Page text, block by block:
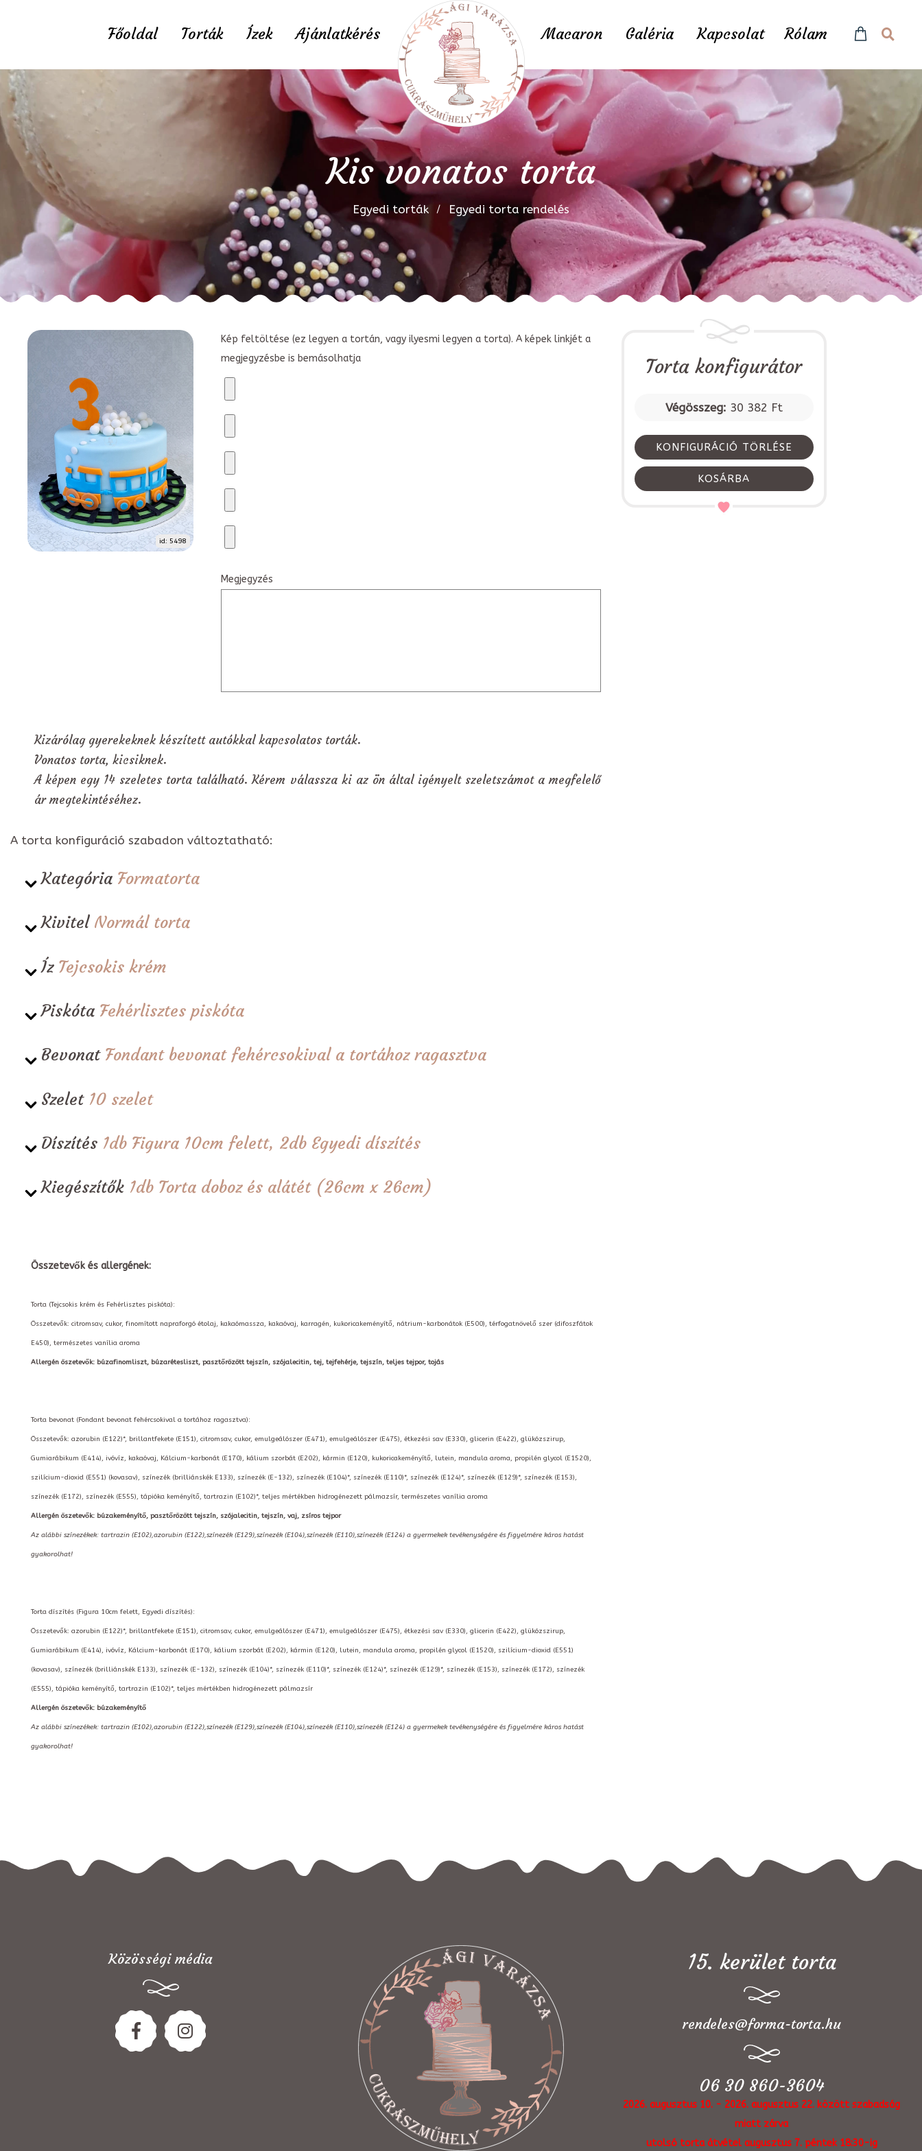
Főoldal Torták Ízek Ajánlatkérés Macaron Galéria Kapcsolat Rólam
Kis vonatos torta
Egyedi torták Egyedi torta rendelés
id: 5498
Kép feltöltése (ez legyen a tortán, vagy ilyesmi legyen a torta). A képek linkjét a
megjegyzésbe is bemásolhatja
Megjegyzés
Kizárólag gyerekeknek készített autókkal kapcsolatos torták.
Vonatos torta, kicsiknek.
A képen egy 14 szeletes torta található. Kérem válassza ki az ön által igényelt szeletszámot a megfelelő
ár megtekintéséhez.
A torta konfiguráció szabadon változtatható:
Kategória Formatorta
Kivitel Normál torta
Íz Tejcsokis krém
Piskóta Fehérlisztes piskóta
Bevonat Fondant bevonat fehércsokival a tortához ragasztva
Szelet 10 szelet
Díszítés 1db Figura 10cm felett, 2db Egyedi díszítés
Kiegészítők 1db Torta doboz és alátét (26cm x 26cm)
Torta konfigurátor
Végösszeg: 30 382 Ft
KONFIGURÁCIÓ TÖRLÉSE
KOSÁRBA
Összetevők és allergének:
Torta (Tejcsokis krém és Fehérlisztes piskóta):
Összetevők: citromsav, cukor, finomított napraforgó étolaj, kakaómassza, kakaóvaj, karragén, kukoricakeményítő, nátrium-karbonátok (E500), térfogatnövelő szer (difoszfátok
E450), természetes vanília aroma
Allergén öszetevők: búzafinomliszt, búzarétesliszt, pasztőrözött tejszín, szójalecitin, tej, tejfehérje, tejszín, teljes tejpor, tojás
Torta bevonat (Fondant bevonat fehércsokival a tortához ragasztva):
Összetevők: azorubin (E122)*, brillantfekete (E151), citromsav, cukor, emulgeálószer (E471), emulgeálószer (E475), étkezési sav (E330), glicerin (E422), glükózszirup,
Gumiarábikum (E414), ivóvíz, kakaóvaj, Kálcium-karbonát (E170), kálium szorbát (E202), kármin (E120), kukoricakeményítő, lutein, mandula aroma, propilén glycol (E1520),
szilícium-dioxid (E551) (kovasav), színezék (brilliánskék E133), színezék (E-132), színezék (E104)*, színezék (E110)*, színezék (E124)*, színezék (E129)*, színezék (E153),
színezék (E172), színezék (E555), tápióka keményítő, tartrazin (E102)*, teljes mértékben hidrogénezett pálmazsír, természetes vanília aroma
Allergén öszetevők: búzakeményítő, pasztőrözött tejszín, szójalecitin, tejszín, vaj, zsíros tejpor
Az alábbi színezékek: tartrazin (E102),azorubin (E122),színezék (E129),színezék (E104),színezék (E110),színezék (E124) a gyermekek tevékenységére és figyelmére káros hatást
gyakorolhat!
Torta díszítés (Figura 10cm felett, Egyedi díszítés):
Összetevők: azorubin (E122)*, brillantfekete (E151), citromsav, cukor, emulgeálószer (E471), emulgeálószer (E475), étkezési sav (E330), glicerin (E422), glükózszirup,
Gumiarábikum (E414), ivóvíz, Kálcium-karbonát (E170), kálium szorbát (E202), kármin (E120), lutein, mandula aroma, propilén glycol (E1520), szilícium-dioxid (E551)
(kovasav), színezék (brilliánskék E133), színezék (E-132), színezék (E104)*, színezék (E110)*, színezék (E124)*, színezék (E129)*, színezék (E153), színezék (E172), színezék
(E555), tápióka keményítő, tartrazin (E102)*, teljes mértékben hidrogénezett pálmazsír
Allergén öszetevők: búzakeményítő
Az alábbi színezékek: tartrazin (E102),azorubin (E122),színezék (E129),színezék (E104),színezék (E110),színezék (E124) a gyermekek tevékenységére és figyelmére káros hatást
gyakorolhat!
Közösségi média 15. kerület torta
rendeles@forma-torta.hu
06 30 860-3604
2026. augusztus 10. - 2026. augusztus 22. között szabadság
miatt zárva
utolsó torta átvétel augusztus 7. péntek 18:30-ig